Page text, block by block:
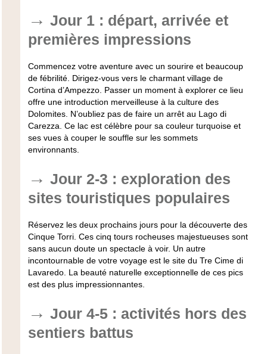
Jour 1 : départ, arrivée et
premières impressions
Commencez votre aventure avec un sourire et beaucoup
de fébrilité. Dirigez-vous vers le charmant village de
Cortina d’Ampezzo. Passer un moment à explorer ce lieu
offre une introduction merveilleuse à la culture des
Dolomites. N’oubliez pas de faire un arrêt au Lago di
Carezza. Ce lac est célèbre pour sa couleur turquoise et
ses vues à couper le souffle sur les sommets
environnants.
Jour 2-3 : exploration des
sites touristiques populaires
Réservez les deux prochains jours pour la découverte des
Cinque Torri. Ces cinq tours rocheuses majestueuses sont
sans aucun doute un spectacle à voir. Un autre
incontournable de votre voyage est le site du Tre Cime di
Lavaredo. La beauté naturelle exceptionnelle de ces pics
est des plus impressionnantes.
Jour 4-5 : activités hors des
sentiers battus